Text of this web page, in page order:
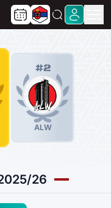
#2
ALW
26